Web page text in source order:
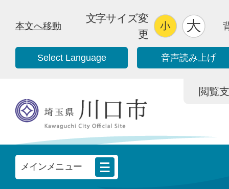
本文へ移動
文字サイズ変
更
Select Language 音声読み上げ
閲覧
メインメニュー